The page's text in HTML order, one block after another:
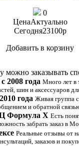
0
ЦенаАктуально
Сегодня23100p
Добавить в корзину
можно заказывать
2008 года Много лет в
шин и аксессуаров
года Живая группа
и обратной
Формула Х Есть
забрать заказ в
Реальные отзывы от
заказов и